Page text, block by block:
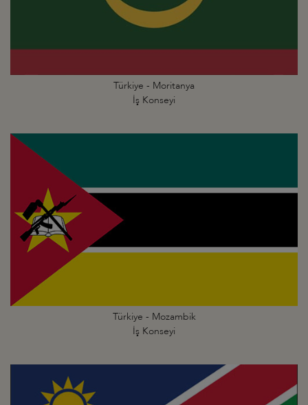
Türkiye - Moritanya
İş Konseyi
Türkiye - Mozambik
İş Konseyi